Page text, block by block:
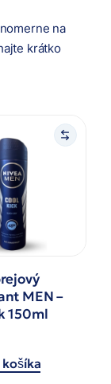
na
krátko
MEN –
150ml